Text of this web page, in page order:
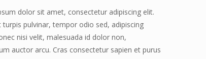
dolor sit amet, consectetur adipiscing elit.
turpis pulvinar, tempor odio sed, adipiscing
nisi velit, malesuada id dolor non,
auctor arcu. Cras consectetur sapien et purus